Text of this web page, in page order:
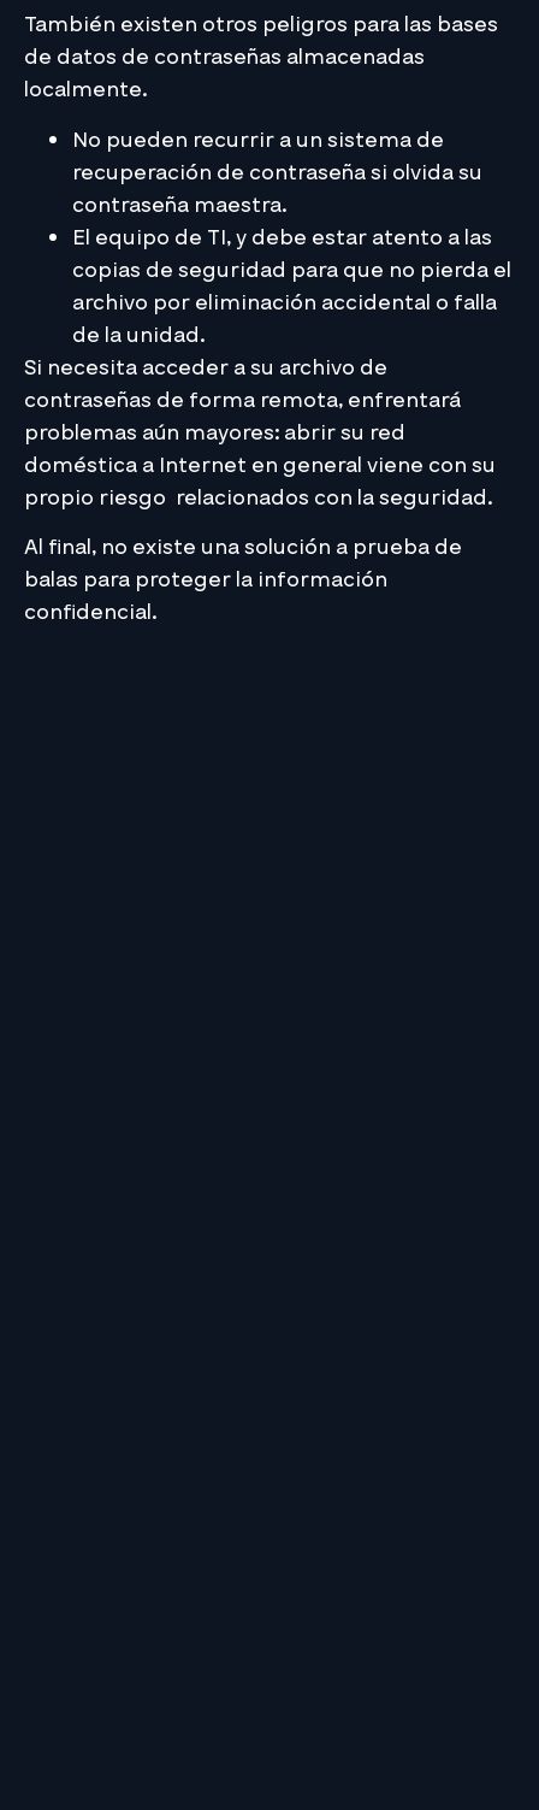
También existen otros peligros para las bases
de datos de contraseñas almacenadas
localmente.
No pueden recurrir a un sistema de
recuperación de contraseña si olvida su
contraseña maestra.
El equipo de TI, y debe estar atento a las
copias de seguridad para que no pierda el
archivo por eliminación accidental o falla
de la unidad.
Si necesita acceder a su archivo de
contraseñas de forma remota, enfrentará
problemas aún mayores: abrir su red
doméstica a Internet en general viene con su
propio riesgo relacionados con la seguridad.
Al final, no existe una solución a prueba de
balas para proteger la información
confidencial.